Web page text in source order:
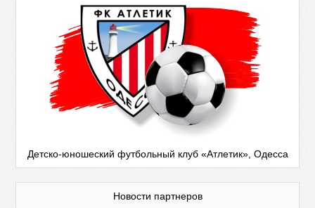
Детско-юношеский футбольный клуб «Атлетик», Одесса
Новости партнеров